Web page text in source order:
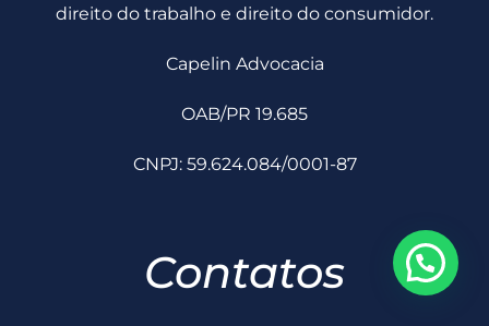
CNPJ: 59.624.084/0001-87
Contatos
contato@capelinadvocacia.adv.br
(43) 3356-0230